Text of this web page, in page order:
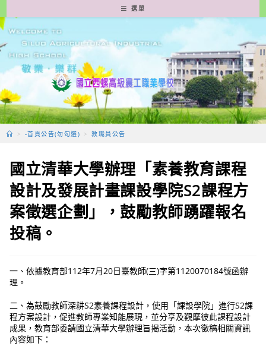
轉
至
要
容
選單
> -首頁公告(勿勾選) > 教職員公告
國立清華大學辦理「素養教育課程
設計及發展計畫課設學院S2課程方
案徵選企劃」，鼓勵教師踴躍報名
投稿。
一、依據教育部112年7月20日臺教師(三)字第1120070184號函辦
理。
二、為鼓勵教師深耕S2素養課程設計，使用「課設學院」進行S2課
程方案設計，促進教師專業知能展現，並分享及觀摩彼此課程設計
成果，教育部委請國立清華大學辦理旨揭活動，本次徵稿相關資訊
內容如下：